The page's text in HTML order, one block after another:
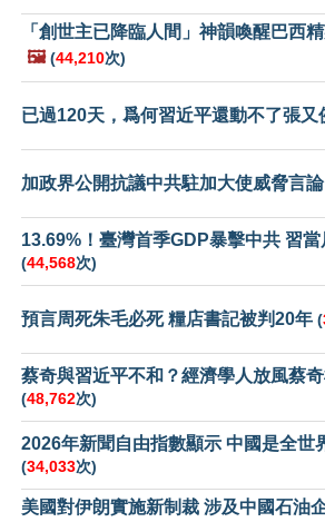
「創世主已降臨人間」神韻喚醒巴西
🖼️ (44,210次)
已過120天，爲何習近平還動不了張又
加政界公開抗議中共駐加大使威脅言
13.69%！臺灣首季GDP暴擊中共 習
(44,568次)
預言周死朱毛必死 糧店書記被判20年 (
蔡奇與習近平不和？經濟學人放風蔡
(48,762次)
2026年新聞自由指數顯示 中國是全世
(34,033次)
美國對伊朗實施新制裁 涉及中國石油